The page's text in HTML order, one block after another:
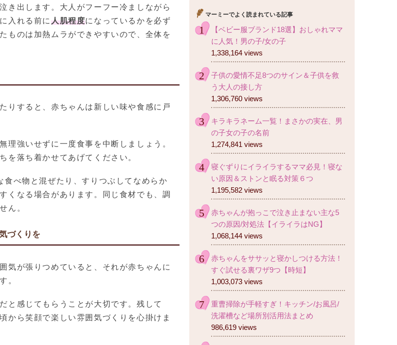
き出します。大人がフーフー冷ましながら
入れる前に人肌程度になっているかを必ず
ものは加熱ムラができやすいので、全体を
りすると、赤ちゃんは新しい味や食感に戸
理強いせずに一度食事を中断しましょう。
を落ち着かせてあげてください。
べ物と混ぜたり、すりつぶしてなめらか
くなる場合があります。同じ食材でも、調
ん。
づくりを
気が張りつめていると、それが赤ちゃんに
。
と感じてもらうことが大切です。残して
から笑顔で楽しい雰囲気づくりを心掛けま
マーミーでよく読まれている記事
【ベビー服ブランド18選】おしゃれママ
に人気！男の子/女の子
1,338,164 views
子供の愛情不足8つのサイン＆子供を救
う大人の接し方
1,306,760 views
キラキラネーム一覧！まさかの実在、男
の子女の子の名前
1,274,841 views
寝ぐずりにイライラするママ必見！寝な
い原因＆ストンと眠る対策６つ
1,195,582 views
赤ちゃんが抱っこで泣き止まない主な5
つの原因/対処法【イライラはNG】
1,068,144 views
赤ちゃんをササッと寝かしつける方法！
すぐ試せる裏ワザ9つ【時短】
1,003,073 views
重曹掃除が手軽すぎ！キッチン/お風呂/
洗濯槽など場所別活用法まとめ
986,619 views